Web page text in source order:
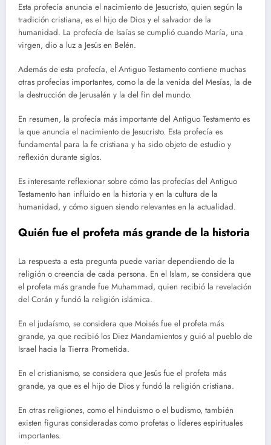
Esta profecía anuncia el nacimiento de Jesucristo, quien según la
tradición cristiana, es el hijo de Dios y el salvador de la
humanidad. La profecía de Isaías se cumplió cuando María, una
virgen, dio a luz a Jesús en Belén.
Además de esta profecía, el Antiguo Testamento contiene muchas
otras profecías importantes, como la de la venida del Mesías, la de
la destrucción de Jerusalén y la del fin del mundo.
En resumen, la profecía más importante del Antiguo Testamento es
la que anuncia el nacimiento de Jesucristo. Esta profecía es
fundamental para la fe cristiana y ha sido objeto de estudio y
reflexión durante siglos.
Es interesante reflexionar sobre cómo las profecías del Antiguo
Testamento han influido en la historia y en la cultura de la
humanidad, y cómo siguen siendo relevantes en la actualidad.
Quién fue el profeta más grande de la historia
La respuesta a esta pregunta puede variar dependiendo de la
religión o creencia de cada persona. En el Islam, se considera que
el profeta más grande fue Muhammad, quien recibió la revelación
del Corán y fundó la religión islámica.
En el judaísmo, se considera que Moisés fue el profeta más
grande, ya que recibió los Diez Mandamientos y guió al pueblo de
Israel hacia la Tierra Prometida.
En el cristianismo, se considera que Jesús fue el profeta más
grande, ya que es el hijo de Dios y fundó la religión cristiana.
En otras religiones, como el hinduismo o el budismo, también
existen figuras consideradas como profetas o líderes espirituales
importantes.